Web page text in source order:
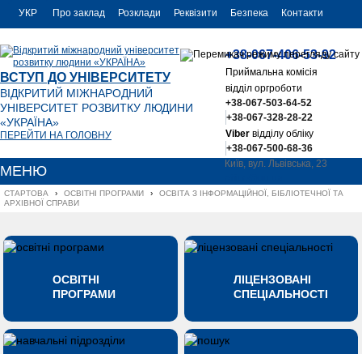
УКР
ENG
Про заклад Розклади Реквізити Безпека Контакти
ВСТУП ДО УНІВЕРСИТЕТУ
ВІДКРИТИЙ МІЖНАРОДНИЙ
УНІВЕРСИТЕТ РОЗВИТКУ ЛЮДИНИ
«УКРАЇНА»
ПЕРЕЙТИ НА ГОЛОВНУ
+38-067-406-53-92
Приймальна комісія
відділ оргроботи
+38-067-503-64-52
+38-067-328-28-22
Viberвідділу обліку
+38-067-500-68-36
Київ, вул. Львівська, 23
МЕНЮ
СТАРТОВА › ОСВІТНІ ПРОГРАМИ ›
ОСВІТА З ІНФОРМАЦІЙНОЇ, БІБЛІОТЕЧНОЇ ТА
АРХІВНОЇ СПРАВИ
ОСВІТНІ
ПРОГРАМИ
ЛІЦЕНЗОВАНІ
СПЕЦІАЛЬНОСТІ